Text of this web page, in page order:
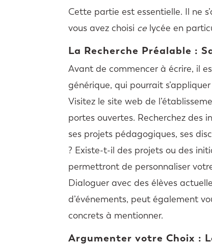
Cette partie est essentielle. Il ne
vous avez choisi ce lycée en
La Recherche Préalable :
Avant de commencer à écrire, il
générique, qui pourrait
Visitez le site web de
portes ouvertes. Recherchez des
ses projets pédagogiques, ses
? Existe-t-il des projets ou des
permettront de personnaliser
Dialoguer avec des élèves
d’événements, peut également
concrets à mentionner.
Argumenter votre Choix :